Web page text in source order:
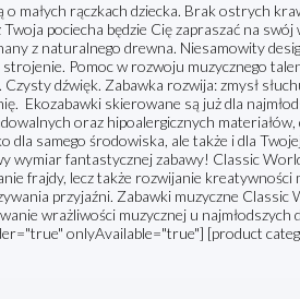
małych rączkach dziecka. Brak ostrych
Twoja pociecha będzie Cię zapraszać na
z naturalnego drewna. Niesamowity
strojenie. Pomoc w rozwoju muzycznego
dźwięk. Zabawka rozwija: zmysł
Ekozabawki skierowane są już dla
oraz hipoalergicznych
dla samego środowiska, ale także i dla
wymiar fantastycznej zabawy! Classic
frajdy, lecz także rozwijanie kreatywności
przyjaźni. Zabawki muzyczne Classic
wrażliwości muzycznej u
onlyAvailable="true"] [product